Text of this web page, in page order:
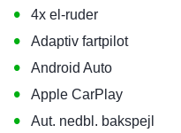
• 4x el-ruder
• Adaptiv fartpilot
• Android Auto
• Apple CarPlay
• Aut. nedbl. bakspejl